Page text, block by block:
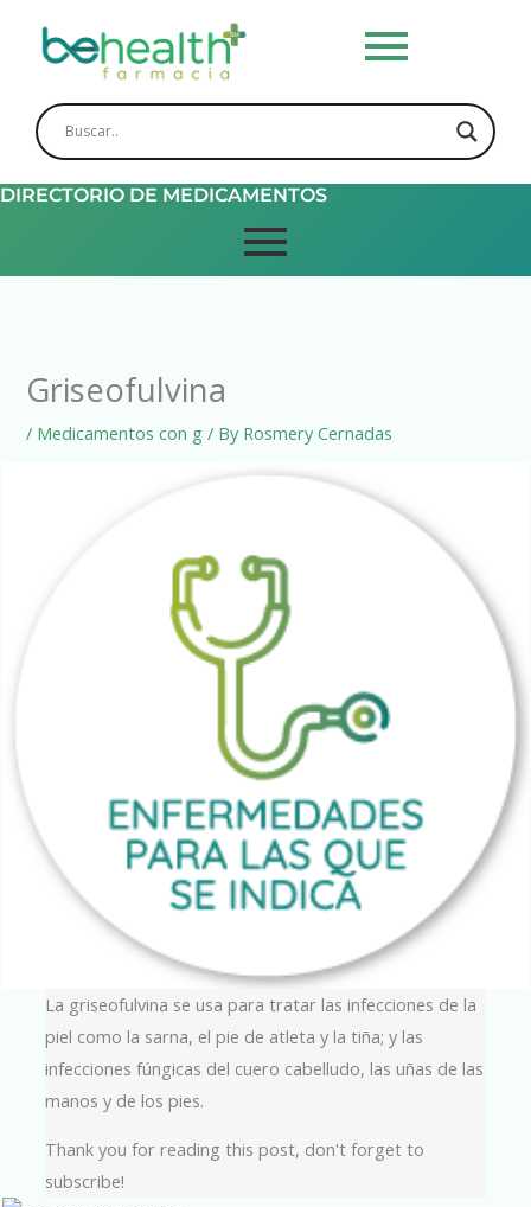
DIRECTORIO DE MEDICAMENTOS
Griseofulvina
/ Medicamentos con g / By Rosmery Cernadas
La griseofulvina se usa para tratar las infecciones de la
piel como la sarna, el pie de atleta y la tiña; y las
infecciones fúngicas del cuero cabelludo, las uñas de las
manos y de los pies.
Thank you for reading this post, don't forget to
subscribe!